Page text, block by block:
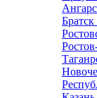
Братск